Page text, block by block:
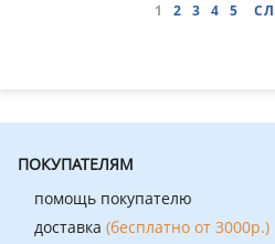
1 2 3 4 5
ПОКУПАТЕЛЯМ
помощь покупателю
доставка (бесплатно от 3000р.)